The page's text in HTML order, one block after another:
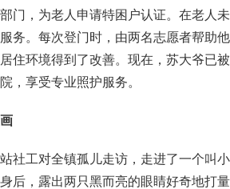
门，为老人申请特困户认证。在老人
务。每次登门时，由两名志愿者帮助
住环境得到了改善。现在，苏大爷已
，享受专业照护服务。
社工对全镇孤儿走访，走进了一个叫
后，露出两只黑而亮的眼睛好奇地打